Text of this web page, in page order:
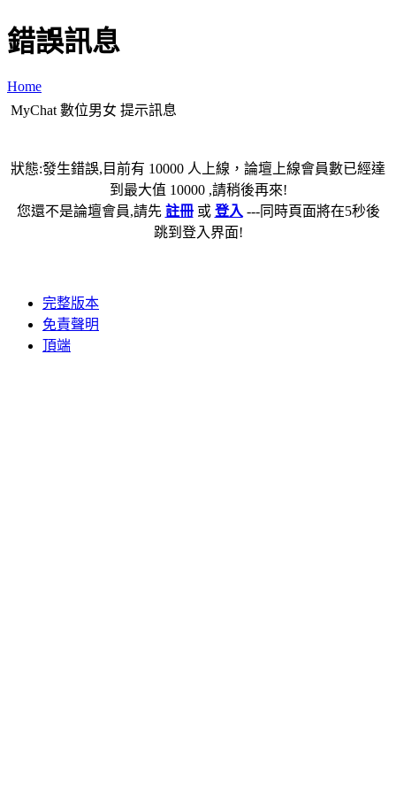
錯誤訊息
Home
MyChat 數位男女 提示訊息
狀態:發生錯誤,目前有 10000 人上線，論壇上線會員數已經達
到最大值 10000 ,請稍後再來!
您還不是論壇會員,請先 註冊或 登入 ---同時頁面將在5秒後
跳到登入界面!
完整版本
免責聲明
頂端